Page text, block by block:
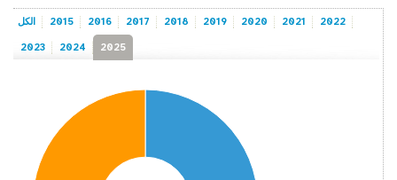
الكل 2015 2016 2017 2018 2019 2020 2021 2022
2023 2024 2025